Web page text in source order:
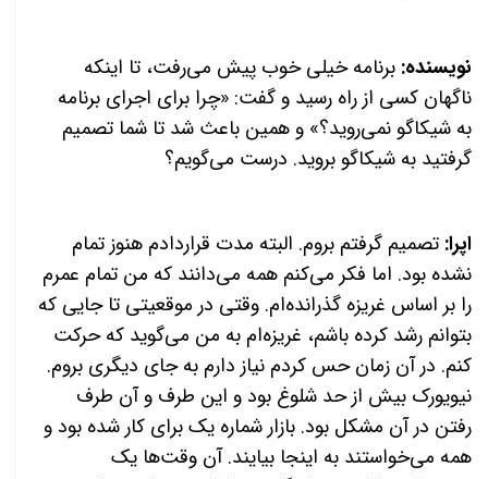
نویسنده: برنامه خیلی خوب پیش می‌رفت، تا اینکه
ناگهان کسی از راه رسید و گفت: «چرا برای اجرای برنامه
به شیکاگو نمی‌روید؟» و همین باعث شد تا شما تصمیم
گرفتید به شیکاگو بروید. درست می‌گویم؟
اپرا: تصمیم گرفتم بروم. البته مدت قراردادم هنوز تمام
نشده بود. اما فکر می‌کنم همه می‌دانند که من تمام عمرم
را بر اساس غریزه گذرانده‌ام. وقتی در موقعیتی تا جایی که
بتوانم رشد کرده باشم، غریزه‌ام به من می‌گوید که حرکت
کنم. در آن زمان حس کردم نیاز دارم به جای دیگری بروم.
نیویورک بیش از حد شلوغ بود و این طرف و آن طرف
رفتن در آن مشکل بود. بازار شماره یک برای کار شده بود و
همه می‌خواستند به اینجا بیایند. آن وقت‌ها یک